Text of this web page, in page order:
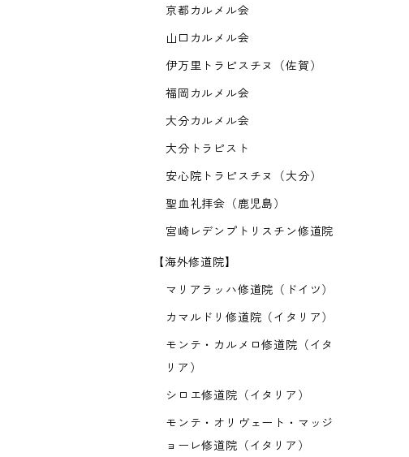
京都カルメル会
山口カルメル会
伊万里トラピスチヌ（佐賀）
福岡カルメル会
大分カルメル会
大分トラピスト
安心院トラピスチヌ（大分）
聖血礼拝会（鹿児島）
宮崎レデンプトリスチン修道院
【海外修道院】
マリアラッハ修道院（ドイツ）
カマルドリ修道院（イタリア）
モンテ・カルメロ修道院（イタ
リア）
シロエ修道院（イタリア）
モンテ・オリヴェート・マッジ
ョーレ修道院（イタリア）